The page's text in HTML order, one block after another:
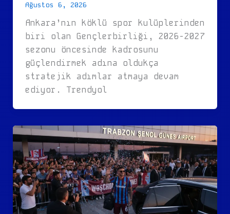
Ağustos 6, 2026
Ankara’nın köklü spor kulüplerinden
biri olan Gençlerbirliği, 2026-2027
sezonu öncesinde kadrosunu
güçlendirmek adına oldukça
stratejik adımlar atmaya devam
ediyor. Trendyol